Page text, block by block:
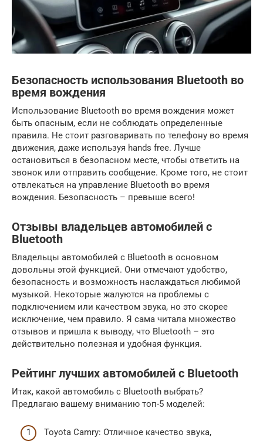
Безопасность использования Bluetooth во
время вождения
Использование Bluetooth во время вождения может
быть опасным, если не соблюдать определенные
правила. Не стоит разговаривать по телефону во время
движения, даже используя hands free. Лучше
остановиться в безопасном месте, чтобы ответить на
звонок или отправить сообщение. Кроме того, не стоит
отвлекаться на управление Bluetooth во время
вождения. Безопасность – превыше всего!
Отзывы владельцев автомобилей с
Bluetooth
Владельцы автомобилей с Bluetooth в основном
довольны этой функцией. Они отмечают удобство,
безопасность и возможность наслаждаться любимой
музыкой. Некоторые жалуются на проблемы с
подключением или качеством звука, но это скорее
исключение, чем правило. Я сама читала множество
отзывов и пришла к выводу, что Bluetooth – это
действительно полезная и удобная функция.
Рейтинг лучших автомобилей с Bluetooth
Итак, какой автомобиль с Bluetooth выбрать?
Предлагаю вашему вниманию топ-5 моделей:
Toyota Camry: Отличное качество звука,